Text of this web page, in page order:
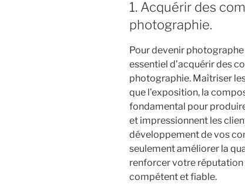
1. Acquérir des
photographie.
Pour devenir
essentiel d’acquérir des
photographie. Maîtriser
que l’exposition, la
fondamental pour
et impressionnent les
développement de vos
seulement améliorer la
renforcer votre
compétent et fiable.